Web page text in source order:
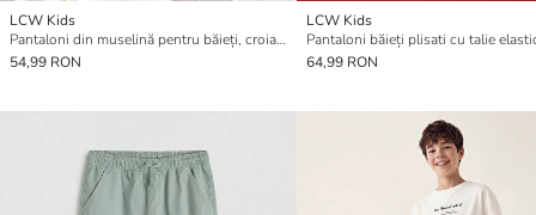
LCW Kids
Pantaloni din muselină pentru băieți, croială regular fit
54,99 RON
LCW Kids
Pantaloni băieți plisati cu talie
64,99 RON